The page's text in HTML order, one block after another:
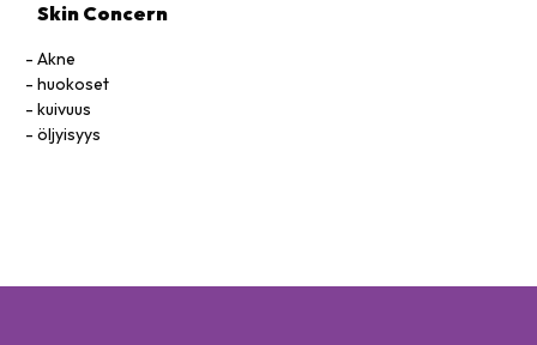
Skin Concern
Akne
huokoset
kuivuus
öljyisyys